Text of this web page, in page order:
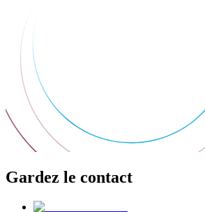
Gardez le contact